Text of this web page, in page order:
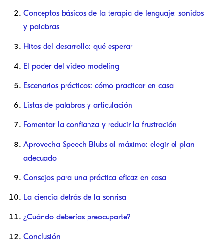
Conceptos básicos de la terapia de lenguaje: sonidos
y palabras
Hitos del desarrollo: qué esperar
El poder del video modeling
Escenarios prácticos: cómo practicar en casa
Listas de palabras y articulación
Fomentar la confianza y reducir la frustración
Aprovecha Speech Blubs al máximo: elegir el plan
adecuado
Consejos para una práctica eficaz en casa
La ciencia detrás de la sonrisa
¿Cuándo deberías preocuparte?
Conclusión